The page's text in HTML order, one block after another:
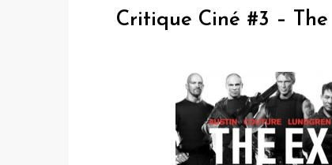
Critique Ciné #3 –